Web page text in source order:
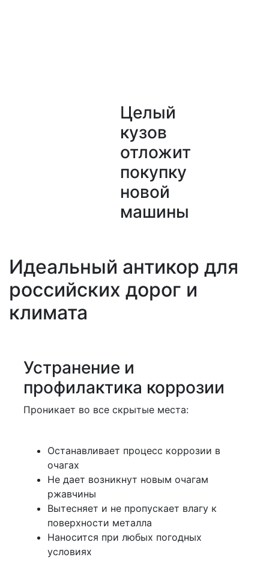
Целый
кузов
отложит
покупку
новой
машины
Идеальный антикор для
российских дорог и
климата
Устранение и
профилактика коррозии
Проникает во все скрытые места:
Останавливает процесс коррозии в
очагах
Не дает возникнут новым очагам
ржавчины
Вытесняет и не пропускает влагу к
поверхности металла
Наносится при любых погодных
условиях